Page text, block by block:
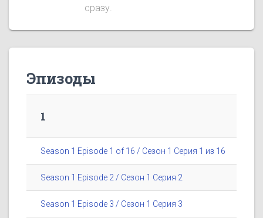
сразу.
Эпизоды
1
Season 1 Episode 1 of 16 / Сезон 1 Серия 1 из 16
Season 1 Episode 2 / Сезон 1 Серия 2
Season 1 Episode 3 / Сезон 1 Серия 3